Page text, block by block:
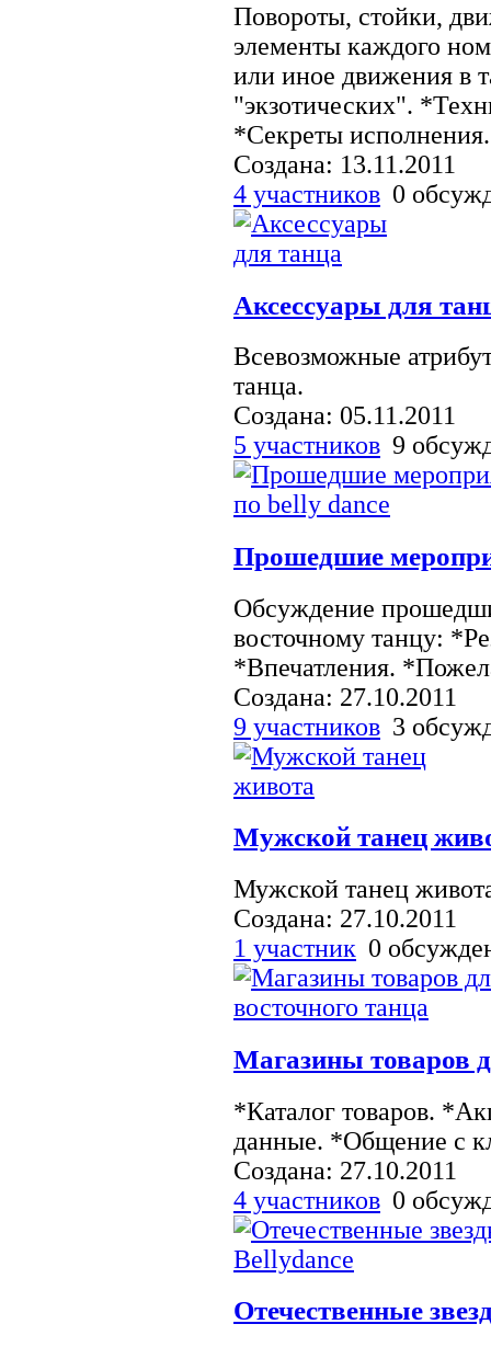
Повороты, стойки,
элементы каждого
или иное движения в
"экзотических".
*Секреты
Создана: 13.11.2011
4 участников 0
Аксессуары для
Всевозможные
танца.
Создана: 05.11.2011
5 участников 9
Прошедшие
Обсуждение
восточному танцу:
*Впечатления.
Создана: 27.10.2011
9 участников 3
Мужской танец
Мужской танец
Создана: 27.10.2011
1 участник 0
Магазины товаров
*Каталог товаров.
данные. *Общение с
Создана: 27.10.2011
4 участников 0
Отечественные